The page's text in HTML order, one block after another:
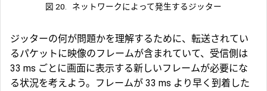
図 20. ネットワークによって発生するジッター
ジッターの何が問題かを理解するために、転送されてい
るパケットに映像のフレームが含まれていて、受信側は
33 ms ごとに画面に表示する新しいフレームが必要にな
る状況を考えよう。フレームが 33 ms より早く到着した